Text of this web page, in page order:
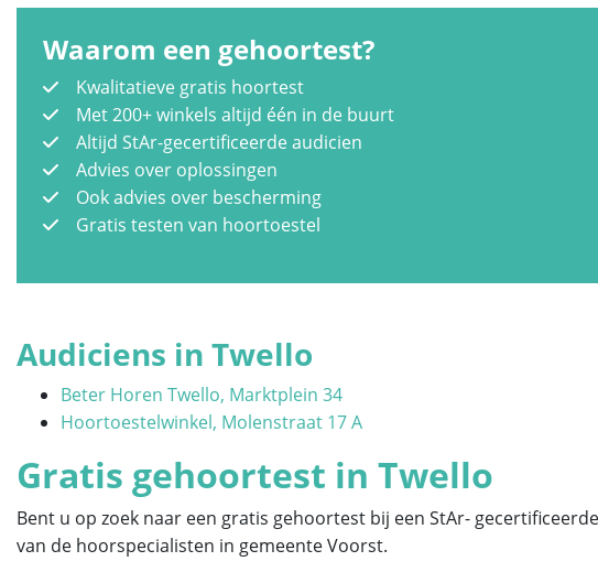
Waarom een gehoortest?
Kwalitatieve gratis hoortest
Met 200+ winkels altijd één in de buurt
Altijd StAr-gecertificeerde audicien
Advies over oplossingen
Ook advies over bescherming
Gratis testen van hoortoestel
Audiciens in Twello
Beter Horen Twello, Marktplein 34
Hoortoestelwinkel, Molenstraat 17 A
Gratis gehoortest in Twello
Bent u op zoek naar een gratis gehoortest bij een StAr-
van de hoorspecialisten in gemeente Voorst.